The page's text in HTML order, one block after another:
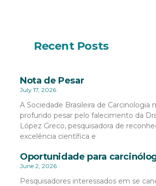
Recent Posts
Nota de Pesar
July 17, 2026
A Sociedade Brasileira de Carcinologia
profundo pesar pelo falecimento da
López Greco, pesquisadora de
excelência científica e
Oportunidade para
June 2, 2026
Pesquisadores interessados em se